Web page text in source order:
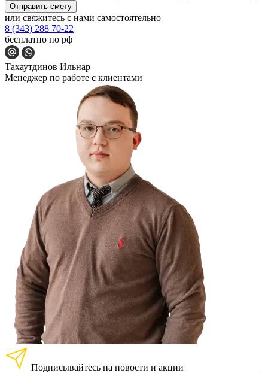
Отправить смету
или свяжитесь с нами самостоятельно
8 (343) 288 70-22
бесплатно по рф
Тахаутдинов Ильнар
Менеджер по работе с клиентами
Подписывайтесь на новости и акции